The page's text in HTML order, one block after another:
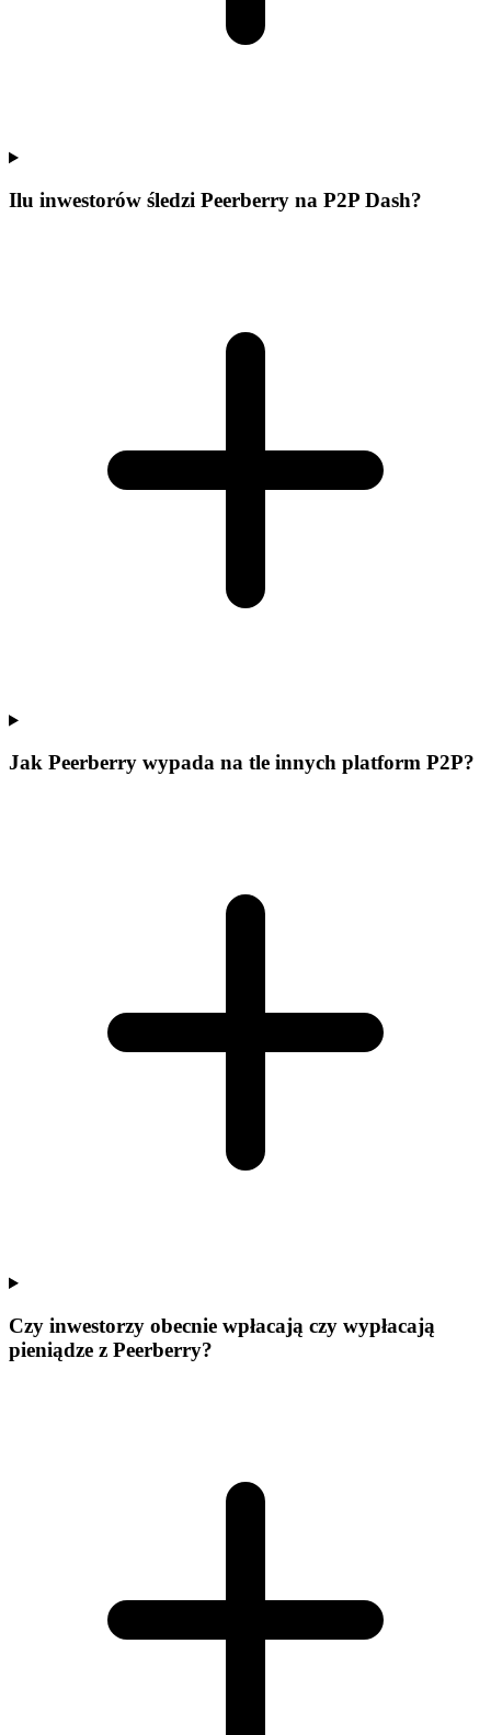
Ilu inwestorów śledzi Peerberry na P2P Dash?
Jak Peerberry wypada na tle innych platform P2P?
Czy inwestorzy obecnie wpłacają czy wypłacają
pieniądze z Peerberry?